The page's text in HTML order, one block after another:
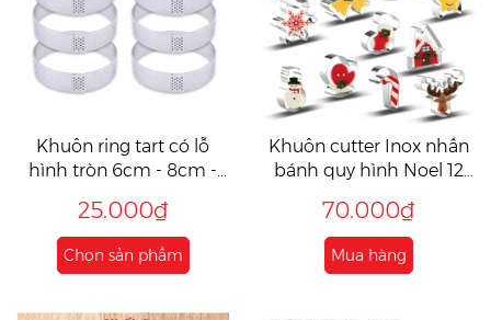
Khuôn ring tart có lỗ
hình tròn 6cm - 8cm -
25.000₫
Chọn sản phẩm
Khuôn cutter Inox nhấn
bánh quy hình Noel 12
70.000₫
Mua hàng